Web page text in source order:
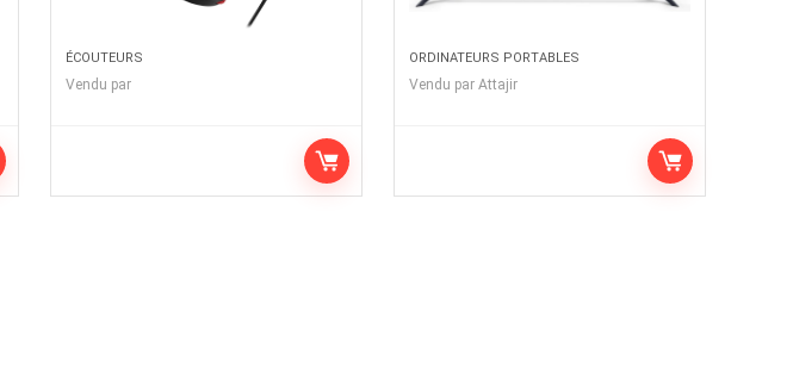
ÉCOUTEURS
Vendu par
ORDINATEURS PORTABLES
Vendu par Attajir